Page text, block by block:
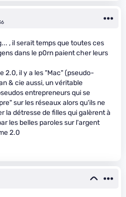
, il serait temps que toutes ces
dans le p0rn paient cher leurs
2.0, il y a les "Mac" (pseudo-
& cie aussi, un véritable
entrepreneurs qui se
sur les réseaux alors qu'ils ne
la détresse de filles qui galèrent à
les belles paroles sur l'argent
2.0